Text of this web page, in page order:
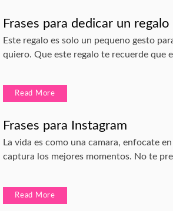
Frases para dedicar un regalo
Este regalo es solo un pequeno gesto
quiero. Que este regalo te recuerde que
Read More
Frases para Instagram
La vida es como una camara, enfocate
captura los mejores momentos. No te
Read More